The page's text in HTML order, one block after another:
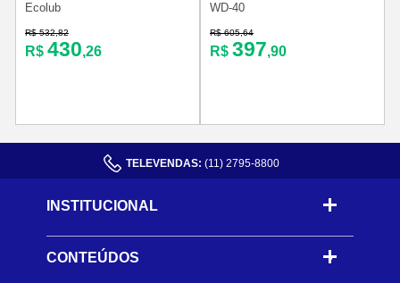
Ecolub
R$ 532,82
R$ 430,26
WD-40
R$ 605,64
R$ 397,90
TELEVENDAS: (11) 2795-8800
INSTITUCIONAL
CONTEÚDOS -